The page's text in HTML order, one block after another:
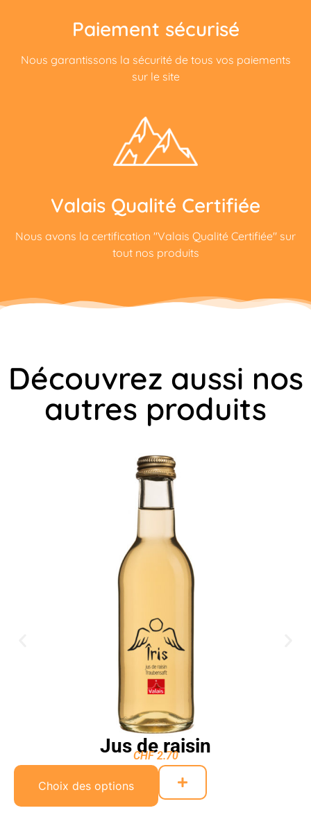
Paiement sécurisé
Nous garantissons la sécurité de tous vos paiements
sur le site
Valais Qualité Certifiée
Nous avons la certification "Valais Qualité Certifiée" sur
tout nos produits
Découvrez aussi nos
autres produits
Jus de raisin
CHF2.70
Choix des options